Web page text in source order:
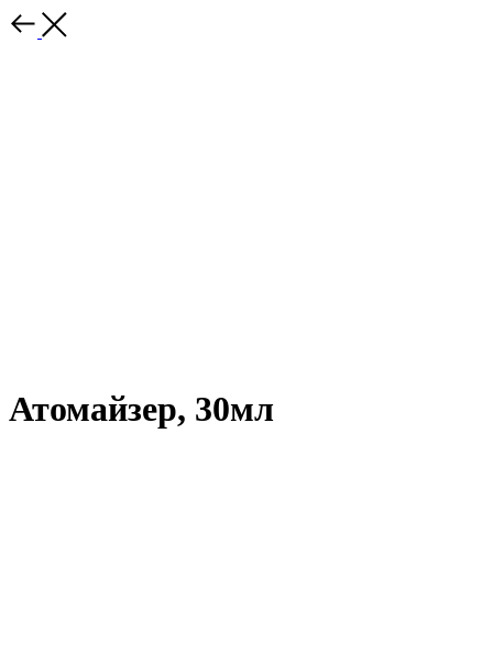
Атомайзер, 30мл